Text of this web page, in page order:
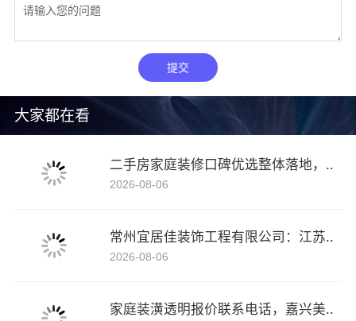
大家都在看
二手房家庭装修口碑优选整体落地，..
2026-08-06
常州宜居佳装饰工程有限公司：江苏..
2026-08-06
家庭装潢透明报价联系电话，嘉兴美..
提交